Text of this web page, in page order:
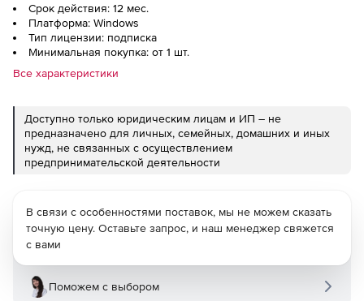
Срок действия: 12 мес.
Платформа: Windows
Тип лицензии: подписка
Минимальная покупка: от 1 шт.
Все характеристики
Доступно только юридическим лицам и ИП – не
предназначено для личных, семейных, домашних и иных
нужд, не связанных с осуществлением
предпринимательской деятельности
В связи с особенностями поставок, мы не можем сказать
точную цену. Оставьте запрос, и наш менеджер свяжется
с вами
Поможем с выбором